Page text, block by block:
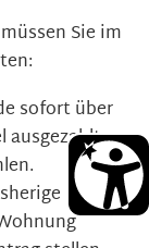
Sie im
sofort über
ausgezahltes